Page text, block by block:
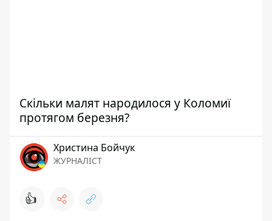
Скільки малят народилося у Коломиї
протягом березня?
Христина Бойчук
ЖУРНАЛІСТ
👍